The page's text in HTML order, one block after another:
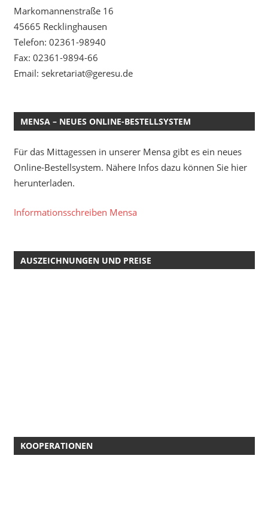
Markomannenstraße 16
45665 Recklinghausen
Telefon: 02361-98940
Fax: 02361-9894-66
Email: sekretariat@geresu.de
MENSA – NEUES ONLINE-BESTELLSYSTEM
Für das Mittagessen in unserer Mensa gibt es ein neues
Online-Bestellsystem. Nähere Infos dazu können Sie hier
herunterladen.
Informationsschreiben Mensa
AUSZEICHNUNGEN UND PREISE
KOOPERATIONEN